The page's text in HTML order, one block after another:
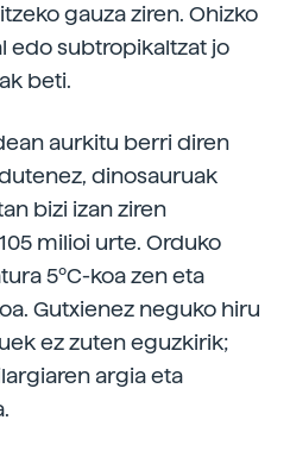
gauza ziren. Ohizko
edo subtropikaltzat jo
beti.
aurkitu berri diren
dinosauruak
bizi izan ziren
milioi urte. Orduko
5ºC-koa zen eta
Gutxienez neguko hiru
ez zuten eguzkirik;
argia eta